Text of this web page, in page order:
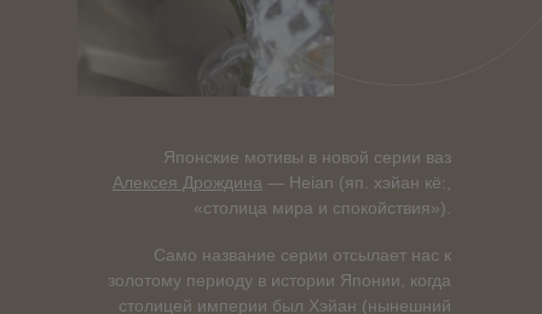
Японские мотивы в новой серии ваз
Алексея Дрождина — Heian (яп. хэйан кё:,
«столица мира и спокойствия»).
Само название серии отсылает нас к
золотому периоду в истории Японии, когда
столицей империи был Хэйан (нынешний